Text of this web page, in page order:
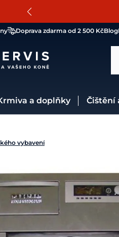
Doprava zdarma od 2 500 KčBlog
Krmiva a doplňky
vybavení